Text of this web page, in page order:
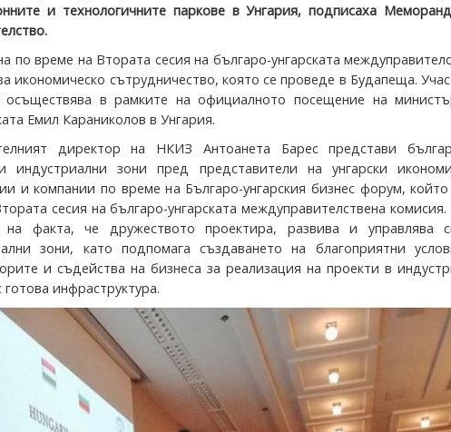
и технологичните паркове в Унгария, подписаха
по време на Втората сесия на българо-унгарската
икономическо сътрудничество, която се проведе в Будапеща.
в рамките на официалното посещение на
Емил Караниколов в Унгария.
директор на НКИЗ Антоанета Барес представи
индустриални зони пред представители на унгарски
и компании по време на Българо-унгарския бизнес форум,
сесия на българо-унгарската междуправителствена комисия.
на факта, че дружеството проектира, развива и управлява
зони, като подпомага създаването на благоприятни
и съдейства на бизнеса за реализация на проекти в
готова инфраструктура.